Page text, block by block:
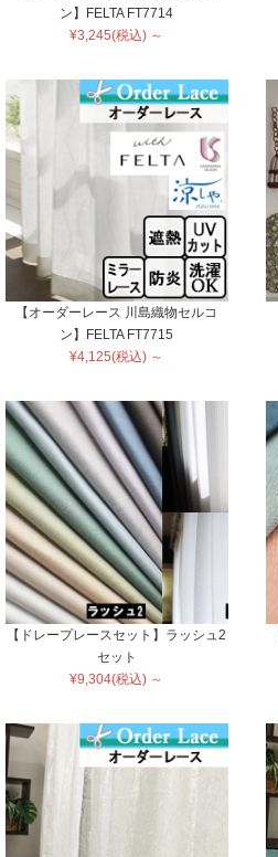
ン】FELTA FT7714
¥3,245(税込) ～
【オーダーレース 川島織物セルコ
ン】FELTA FT7715
¥4,125(税込) ～
【ドレープレースセット】ラッシュ2
セット
¥9,304(税込) ～